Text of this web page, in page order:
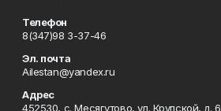
Телефон
8(347)98 3-37-46
Эл. почта
Ailestan@yandex.ru
Адрес
452530, с. Месягутово, ул. Крупской, д. 6